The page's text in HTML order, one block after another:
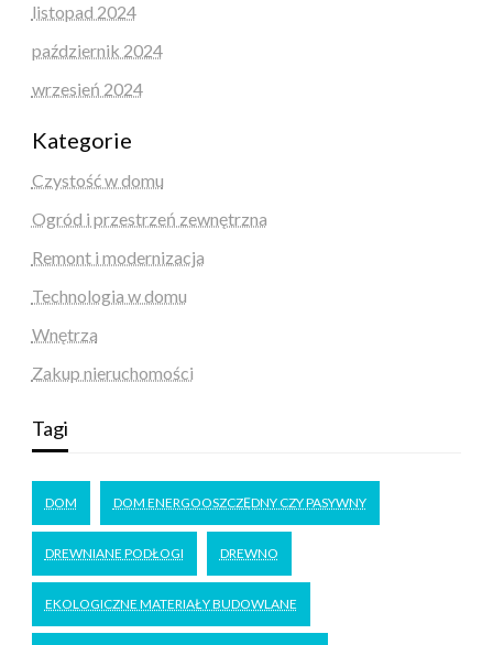
listopad 2024
październik 2024
wrzesień 2024
Kategorie
Czystość w domu
Ogród i przestrzeń zewnętrzna
Remont i modernizacja
Technologia w domu
Wnętrza
Zakup nieruchomości
Tagi
DOM DOM ENERGOOSZCZĘDNY CZY PASYWNY
DREWNIANE PODŁOGI DREWNO
EKOLOGICZNE MATERIAŁY BUDOWLANE